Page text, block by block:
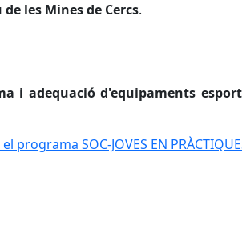
de les Mines de Cercs.
i adequació d'equipaments
SOC-JOVES EN
SOC-JOVES EN